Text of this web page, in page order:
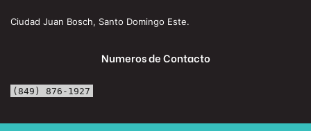
Ciudad Juan Bosch, Santo Domingo Este.
Numeros de Contacto
(849) 876-1927